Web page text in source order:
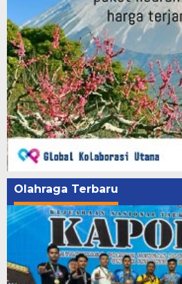
Olahraga Terbaru